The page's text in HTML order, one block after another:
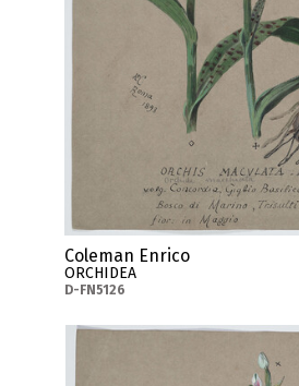
Coleman Enrico
ORCHIDEA
D-FN5126